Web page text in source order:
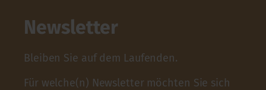
Newsletter
Bleiben Sie auf dem Laufenden.
Für welche(n) Newsletter möchten Sie sich